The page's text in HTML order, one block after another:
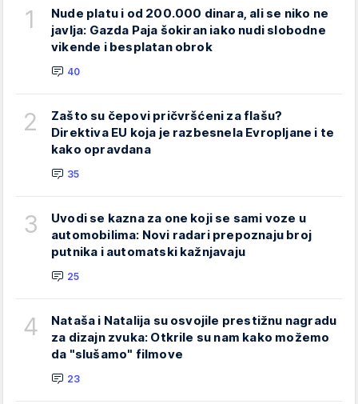
1
Nude platu i od 200.000 dinara, ali se niko ne
javlja: Gazda Paja šokiran iako nudi slobodne
vikende i besplatan obrok
40
2
Zašto su čepovi pričvršćeni za flašu?
Direktiva EU koja je razbesnela Evropljane i te
kako opravdana
35
3
Uvodi se kazna za one koji se sami voze u
automobilima: Novi radari prepoznaju broj
putnika i automatski kažnjavaju
25
4
Nataša i Natalija su osvojile prestižnu nagradu
za dizajn zvuka: Otkrile su nam kako možemo
da "slušamo" filmove
23